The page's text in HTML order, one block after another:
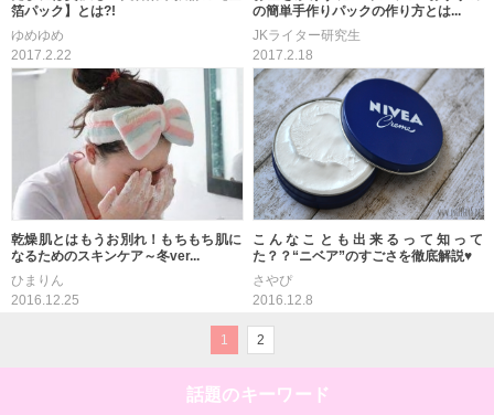
箔パック】とは?!
ゆめゆめ
2017.2.22
の簡単手作りパックの作り方とは...
JKライター研究生
2017.2.18
乾燥肌とはもうお別れ！もちもち肌に
なるためのスキンケア～冬ver...
ひまりん
2016.12.25
こんなことも出来るって知って
た？？“ニベア”のすごさを徹底解説♥
さやぴ
2016.12.8
1 2
話題のキーワード